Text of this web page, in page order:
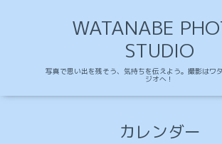
WATANABE
STUDIO
写真で思い出を残そう、気持ちを伝えよう。撮影はワ
ジオへ！
カレンダー